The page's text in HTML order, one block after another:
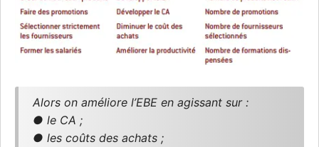
Alors on améliore l’EBE en agissant sur :
● le CA ;
● les coûts des achats ;